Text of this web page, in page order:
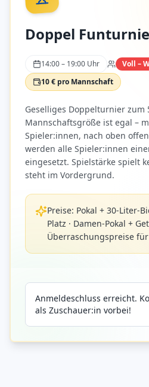
Doppel
14:00 – 19:00 Uhr
Voll –
10 € pro Mannschaft
Geselliges Doppelturnier zum
Mannschaftsgröße ist egal –
Spieler:innen, nach oben
werden alle Spieler:innen
eingesetzt. Spielstärke spielt
steht im Vordergrund.
Preise: Pokal + 30-Liter-
Platz · Damen-Pokal +
Überraschungspreise
Anmeldeschluss erreicht.
als Zuschauer:in vorbei!